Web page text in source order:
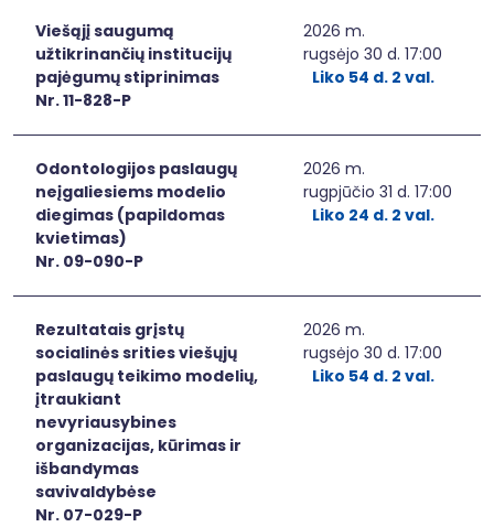
Viešąjį saugumą
užtikrinančių institucijų
pajėgumų stiprinimas
Nr. 11-828-P
2026 m.
rugsėjo 30 d. 17:00
Liko 54 d. 2 val.
Odontologijos paslaugų
neįgaliesiems modelio
diegimas (papildomas
kvietimas)
Nr. 09-090-P
2026 m.
rugpjūčio 31 d. 17:00
Liko 24 d. 2 val.
Rezultatais grįstų
socialinės srities viešųjų
paslaugų teikimo modelių,
įtraukiant
nevyriausybines
organizacijas, kūrimas ir
išbandymas
savivaldybėse
Nr. 07-029-P
2026 m.
rugsėjo 30 d. 17:00
Liko 54 d. 2 val.